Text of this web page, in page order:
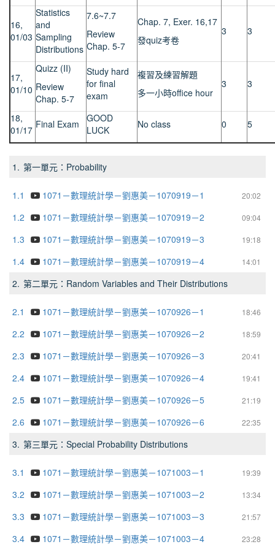
16,
01/03
Statistics
and
Sampling
Distributions
7.6~7.7
Review
Chap. 5-7
Chap. 7, Exer. 16,17
發quiz考卷
3 3
17,
01/10
Quizz (II)
Review
Chap. 5-7
Study hard
for final
exam
複習及練習解題
多一小時office hour
3 3
18,
01/17 Final Exam
GOOD
LUCK
No class 0 5
1. 第一單元：Probability
1.1 20:02
1071－數理統計學－劉惠美－1070919－1
1.2
09:04
1071－數理統計學－劉惠美－1070919－2
1.3
19:18
1071－數理統計學－劉惠美－1070919－3
1.4
14:01
1071－數理統計學－劉惠美－1070919－4
2. 第二單元：Random Variables and Their Distributions
2.1 18:46
1071－數理統計學－劉惠美－1070926－1
2.2
18:59
1071－數理統計學－劉惠美－1070926－2
2.3
20:41
1071－數理統計學－劉惠美－1070926－3
2.4
19:41
1071－數理統計學－劉惠美－1070926－4
2.5
21:19
1071－數理統計學－劉惠美－1070926－5
2.6
22:35
1071－數理統計學－劉惠美－1070926－6
3. 第三單元：Special Probability Distributions
3.1 19:39
1071－數理統計學－劉惠美－1071003－1
3.2
13:34
1071－數理統計學－劉惠美－1071003－2
3.3
21:57
1071－數理統計學－劉惠美－1071003－3
3.4
23:28
1071－數理統計學－劉惠美－1071003－4